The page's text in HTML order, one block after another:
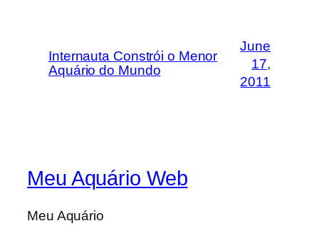
Internauta Constrói o Menor
Aquário do Mundo
June
17,
2011
Meu Aquário Web
Meu Aquário